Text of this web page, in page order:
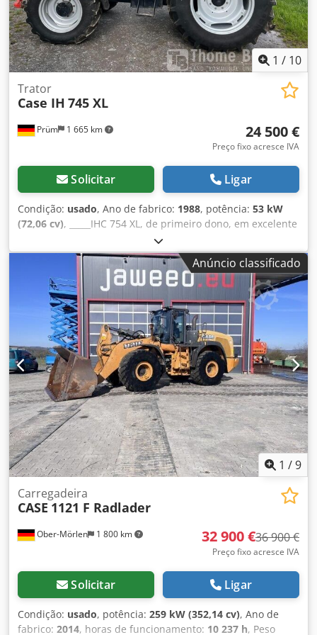
1 / 10
Prüm 1 665 km
Trator
Case IH 745 XL
24 500 €
Preço fixo acresce IVA
Solicitar Ligar
Condição: usado, Ano de fabrico: 1988, potência: 53 kW
(72,06 cv), _____IHC 754 XL, de primeiro dono, em excelente
estado. Horas de utilização: aproximadamente 8.600. Ano
de fabricação: 1988. Elevação dianteira. Tomada de força
dianteira. Caixa de velocidades de 30 km/h. Preço:
24.500,00 euros, sem IVA. Localização: [informação
ausente]. Dodpfozdmutox Ai Rock
Anúncio classificado
1 /9
Ober-Mörlen 1 800 km
Carregadeira
CASE 1121 F Radlader
32 900 €36 900 €
Preço fixo acresce IVA
Solicitar Ligar
Condição: usado, potência: 259 kW (352,14 cv), Ano de
fabrico: 2014, horas de funcionamento: 10 237 h, Peso